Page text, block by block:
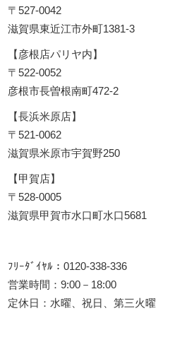
〒527-0042
滋賀県東近江市外町1381-3
【彦根店パリヤ内】
〒522-0052
彦根市長曽根南町472-2
【長浜米原店】
〒521-0062
滋賀県米原市宇賀野250
【甲賀店】
〒528-0005
滋賀県甲賀市水口町水口5681
ﾌﾘｰﾀﾞｲﾔﾙ：0120-338-336
営業時間：9:00－18:00
定休日：水曜、祝日、第三火曜